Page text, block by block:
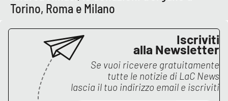
LaC Network
LaC OnAir
EDIZIONI
LOCALI
Torino, Roma e Milano
Iscriviti
alla Newsletter
Se vuoi ricevere gratuitamente
tutte le notizie di LaC News
lascia il tuo indirizzo email e iscriviti